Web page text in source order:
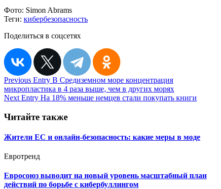
Фото: Simon Abrams
Теги: кибербезопасность
Поделиться в соцсетях
Навигация
по
Previous Entry В Средиземном море концентрация
микропластика в 4 раза выше, чем в других морях
Next Entry На 18% меньше немцев стали покупать книги
Читайте также
Жители ЕС и онлайн-безопасность: какие меры в моде
Евротренд
Евросоюз выводит на новый уровень масштабный план
действий по борьбе с кибербуллингом